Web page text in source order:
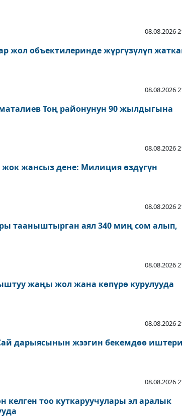
08.08.2026
жол объектилеринде жүргүзүлүп
08.08.2026
Тоң районунун 90 жылдыгына
08.08.2026
жансыз дене: Милиция өздүгүн
08.08.2026
тааныштырган аял 340 миң сом алып,
08.08.2026
жаңы жол жана көпүрө курулууда
08.08.2026
дарыясынын жээгин бекемдөө
08.08.2026
келген тоо куткаруучулары эл аралык